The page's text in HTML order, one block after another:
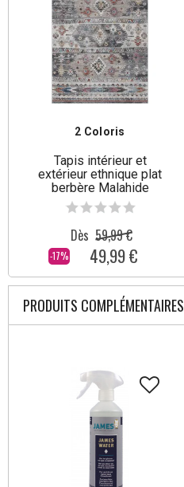
2 Coloris
Tapis intérieur et
extérieur ethnique plat
berbère Malahide
-17%
Dès 59,99 €
49,99 €
PRODUITS COMPLÉMENTAIRES